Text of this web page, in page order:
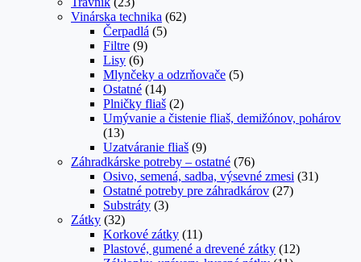
Vinárska technika (62)
Čerpadlá (5)
Filtre (9)
Lisy (6)
Mlynčeky a odzrňovače (5)
Ostatné (14)
Plničky fliaš (2)
Umývanie a čistenie fliaš, demižónov, pohárov
(13)
Uzatváranie fliaš (9)
Záhradkárske potreby – ostatné (76)
Osivo, semená, sadba, výsevné zmesi (31)
Ostatné potreby pre záhradkárov (27)
Substráty (3)
Zátky (32)
Korkové zátky (11)
Plastové, gumené a drevené zátky (12)